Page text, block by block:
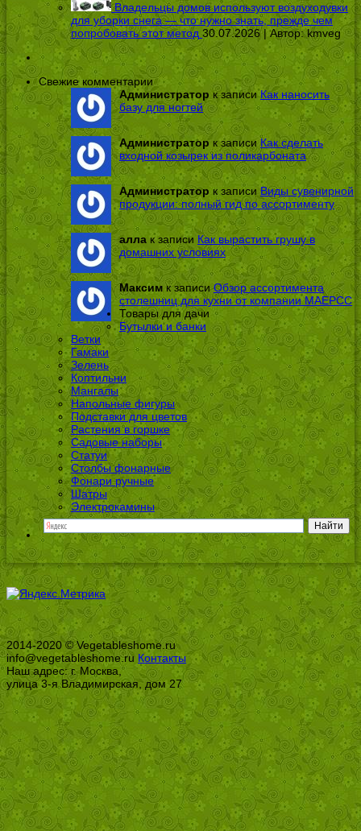
Владельцы домов используют воздуходувки
для уборки снега — что нужно знать, прежде чем
попробовать этот метод 30.07.2026 | Автор:kmveg
Свежие комментарии
Администратор к записиКак наносить
базу для ногтей
Администраторк записи Как сделать
входной козырек из поликарбоната
Администраторк записи Виды сувенирной
продукции: полный гид по ассортименту
алла к записи Как вырастить грушу в
домашних условиях
Максимк записиОбзор ассортимента
столешниц для кухни от компании МАЕРСС
Товары для дачи
Бутылки и банки
Ветки
Гамаки
Зелень
Коптильни
Мангалы
Напольные фигуры
Подставки для цветов
Растения в горшке
Садовые наборы
Статуи
Столбы фонарные
Фонари ручные
Шатры
Электрокамины
2014-2020 © Vegetableshome.ru
info@vegetableshome.ru Контакты
Наш адрес: г. Москва,
улица 3-я Владимирская, дом 27